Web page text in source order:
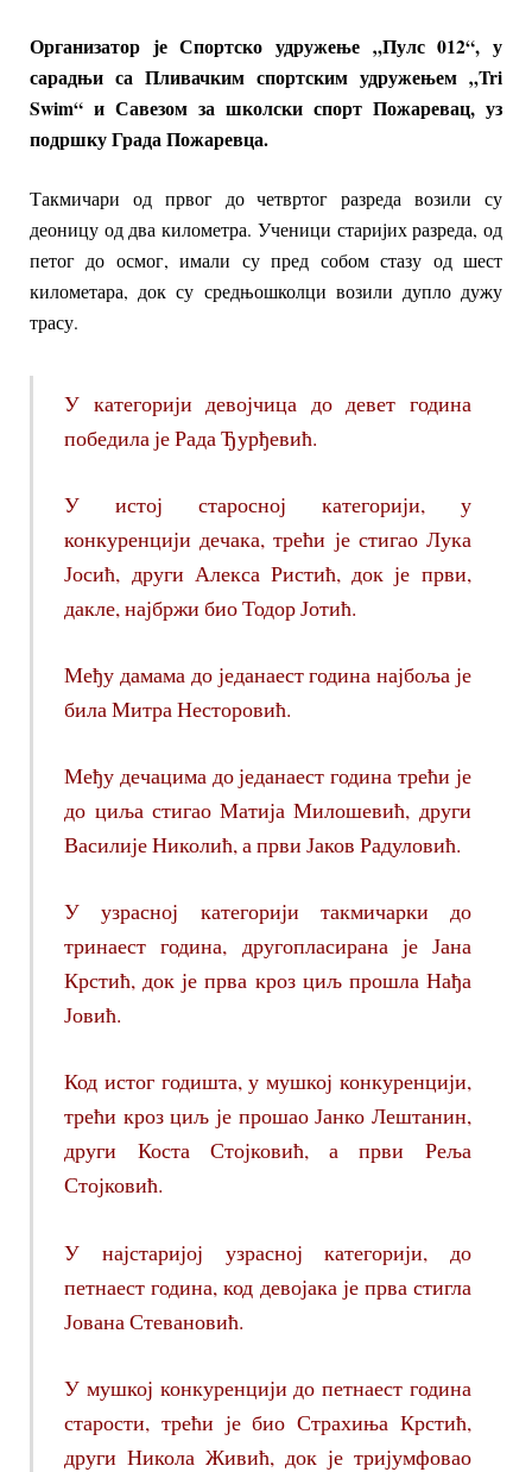
Организатор је Спортско удружење „Пулс 012“, у
сарадњи са Пливачким спортским удружењем „Tri
Swim“ и Савезом за школски спорт Пожаревац, уз
подршку Града Пожаревца.
Такмичари од првог до четвртог разреда возили су
деоницу од два километра. Ученици старијих разреда, од
петог до осмог, имали су пред собом стазу од шест
километара, док су средњошколци возили дупло дужу
трасу.
У категорији девојчица до девет година
победила је Рада Ђурђевић.
У истој старосној категорији, у
конкуренцији дечака, трећи је стигао Лука
Јосић, други Алекса Ристић, док је први,
дакле, најбржи био Тодор Јотић.
Међу дамама до једанаест година најбоља је
била Митра Несторовић.
Међу дечацима до једанаест година трећи је
до циља стигао Матија Милошевић, други
Василије Николић, а први Јаков Радуловић.
У узрасној категорији такмичарки до
тринаест година, другопласирана је Јана
Крстић, док је прва кроз циљ прошла Нађа
Јовић.
Код истог годишта, у мушкој конкуренцији,
трећи кроз циљ је прошао Јанко Лештанин,
други Коста Стојковић, а први Реља
Стојковић.
У најстаријој узрасној категорији, до
петнаест година, код девојака је прва стигла
Јована Стевановић.
У мушкој конкуренцији до петнаест година
старости, трећи је био Страхиња Крстић,
други Никола Живић, док је тријумфовао